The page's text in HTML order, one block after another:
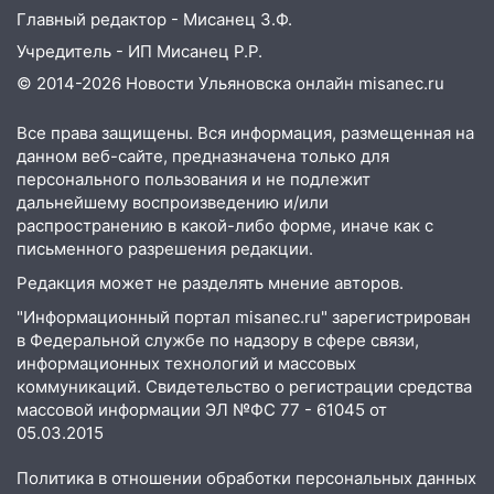
отличные шансы исправить старые
ошибки
06.08.2026
Ульяновской области
20:04 Ульяновцев приглашают на забег,
посвящённый Дню воздушного флота
России
руководителя частной компании
наказали за сокрытие прошлого своего
сотрудник
18:02 В Ульяновск едут звезды
баскетбола!
17:08 Ульяновский областной суд
оставил в силе приговор руководству
Главный редактор - Мисанец З.Ф.
Учредитель - ИП Мисанец Р.Р.
© 2014-2026 Новости Ульяновска онлайн misanec.ru
Все права защищены. Вся информация, размещенная на
данном веб-сайте, предназначена только для
персонального пользования и не подлежит
дальнейшему воспроизведению и/или
распространению в какой-либо форме, иначе как с
письменного разрешения редакции.
Редакция может не разделять мнение авторов.
"Информационный портал misanec.ru" зарегистрирован
в Федеральной службе по надзору в сфере связи,
информационных технологий и массовых
коммуникаций. Свидетельство о регистрации средства
массовой информации ЭЛ №ФС 77 - 61045 от
05.03.2015
Политика в отношении обработки персональных данных